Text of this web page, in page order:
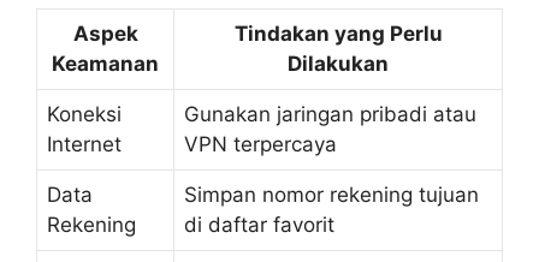
Aspek
Keamanan
Tindakan yang Perlu
Dilakukan
Koneksi
Internet
Gunakan jaringan pribadi atau
VPN terpercaya
Data
Rekening
Simpan nomor rekening tujuan
di daftar favorit